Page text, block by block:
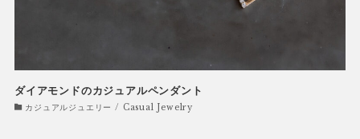
ダイアモンドのカジュアルペンダント
カジュアルジュエリー / Casual Jewelry